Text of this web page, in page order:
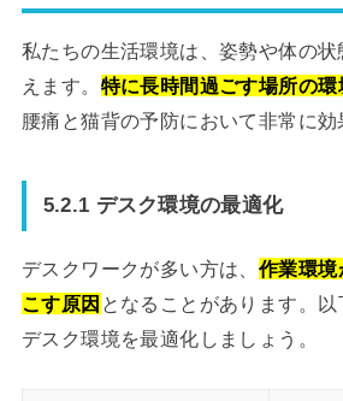
私たちの生活環境は、姿勢や体の
えます。 特に長時間過ごす場所の環
腰痛と猫背の予防において非常に効
5.2.1 デスク環境の最適化
デスクワークが多い方は、 作業環境
こす原因 となることがあります。以
デスク環境を最適化しましょう。